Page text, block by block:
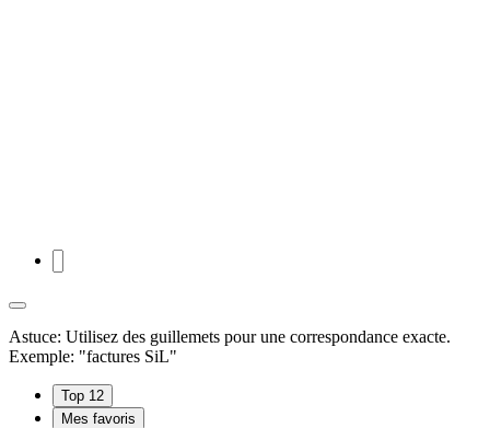
Astuce: Utilisez des guillemets pour une correspondance exacte.
Exemple: "factures SiL"
Top 12
Mes favoris